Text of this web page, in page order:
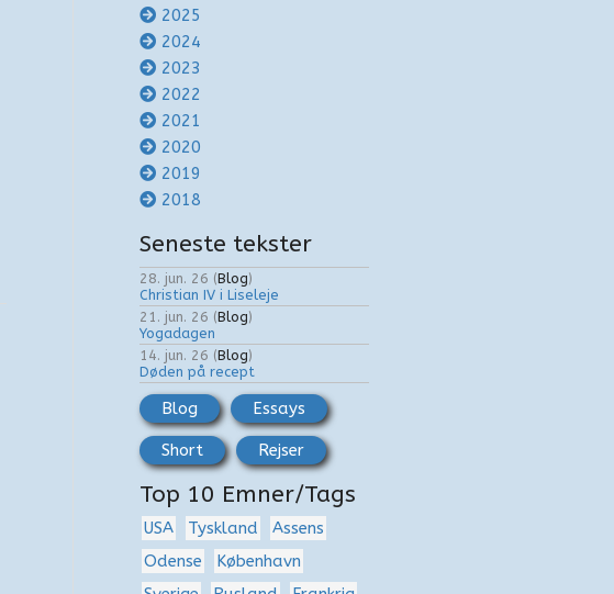
2025
2024
2023
2022
2021
2020
2019
2018
Seneste tekster
28. jun. 26 (Blog)
Christian IV i Liseleje
21. jun. 26 (Blog)
Yogadagen
14. jun. 26 (Blog)
Døden på recept
Blog Essays
Short Rejser
Top 10 Emner/Tags
USA Tyskland
Assens
Odense
København